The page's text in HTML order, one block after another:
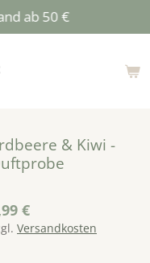
ab 50 €
& Kiwi -
€
Versandkosten